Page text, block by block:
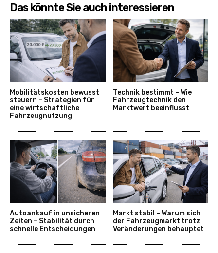
Das könnte Sie auch interessieren
Mobilitätskosten bewusst
steuern – Strategien für
eine wirtschaftliche
Fahrzeugnutzung
Technik bestimmt – Wie
Fahrzeugtechnik den
Marktwert beeinflusst
Autoankauf in unsicheren
Zeiten – Stabilität durch
schnelle Entscheidungen
Markt stabil – Warum sich
der Fahrzeugmarkt trotz
Veränderungen behauptet